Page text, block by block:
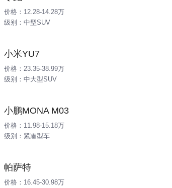
价格：12.28-14.28万
级别：中型SUV
小米YU7
价格：23.35-38.99万
级别：中大型SUV
小鹏MONA M03
价格：11.98-15.18万
级别：紧凑型车
帕萨特
价格：16.45-30.98万